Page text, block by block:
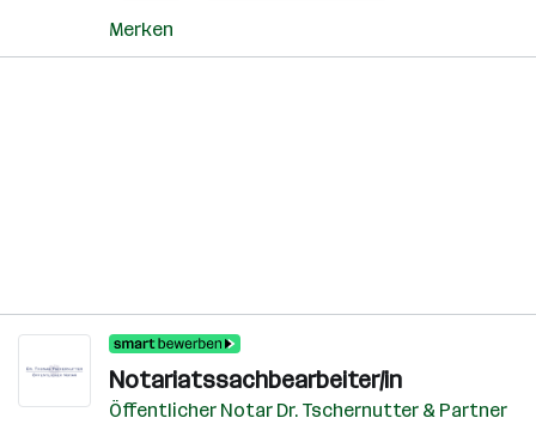
Merken
Notariatssachbearbeiter/in
Öffentlicher Notar Dr. Tschernutter & Partner